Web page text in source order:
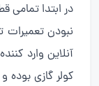
در ابتدا تمامی
نبودن
آنلاین وارد
کولر گازی